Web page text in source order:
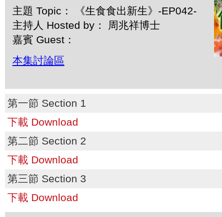
主題 Topic： 《生食食出新生》-EP042-
主持人 Hosted by： 周兆祥博士
嘉賓 Guest：
本集討論區
第一節 Section 1
下載 Download
第二節 Section 2
下載 Download
第三節 Section 3
下載 Download